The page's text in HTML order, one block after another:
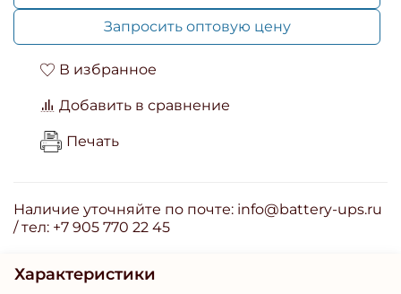
Запросить оптовую цену
В избранное
Добавить в сравнение
Печать
Наличие уточняйте по почте: info@battery-ups.ru
/ тел: +7 905 770 22 45
Характеристики